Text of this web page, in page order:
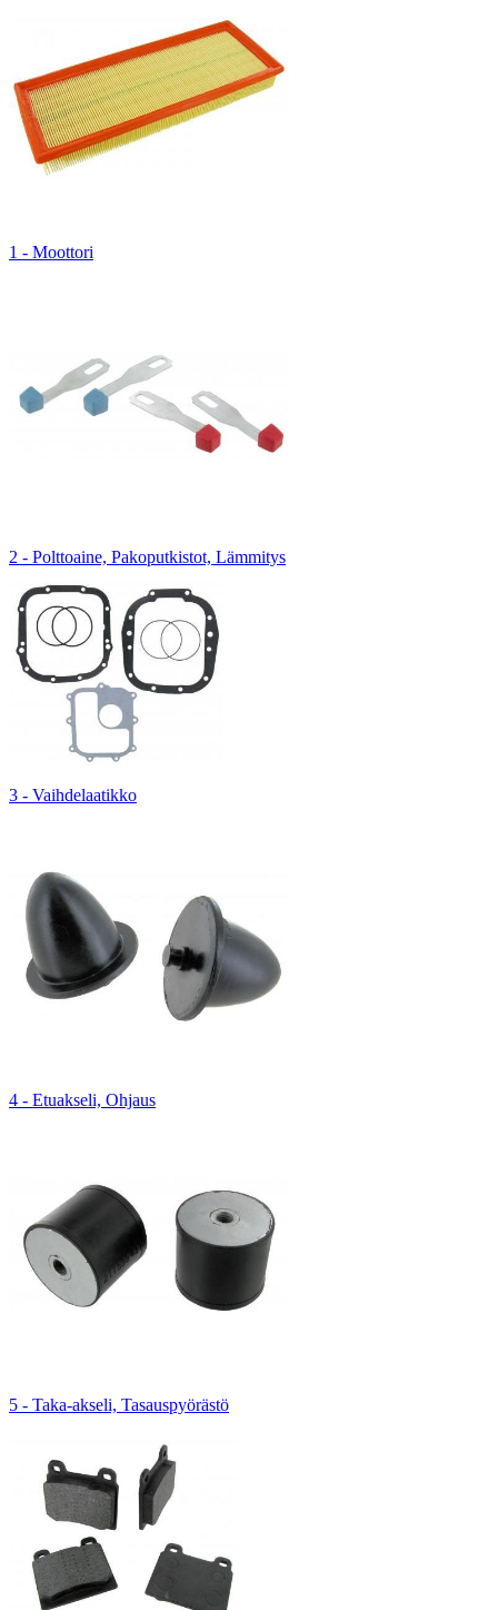
1 - Moottori
2 - Polttoaine, Pakoputkistot, Lämmitys
3 - Vaihdelaatikko
4 - Etuakseli, Ohjaus
5 - Taka-akseli, Tasauspyörästö